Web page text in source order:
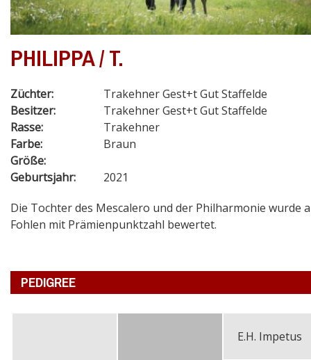
PHILIPPA / T.
Züchter:
Trakehner Gest+t Gut Staffelde
Besitzer:
Trakehner Gest+t Gut Staffelde
Rasse:
Trakehner
Farbe:
Braun
Größe:
Geburtsjahr:
2021
Die Tochter des Mescalero und der Philharmonie wurde
Fohlen mit Prämienpunktzahl bewertet.
PEDIGREE
E.H. Impetus